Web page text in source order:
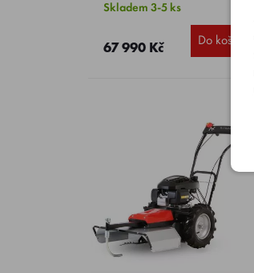
PRO , motor AL-KO Pro 450
hydrostatická převodovka,
koš 250 litrů.
Skladem 3-5 ks
67 990 Kč Do košíku